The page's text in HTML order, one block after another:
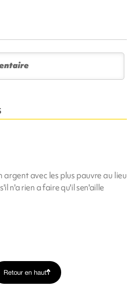
avec les plus pauvre au lieu
n'a rien a faire qu'il sen'aille
Retour en haut